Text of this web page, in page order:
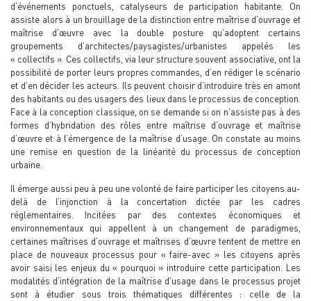
d’événements ponctuels, catalyseurs de participation habitante. On
assiste alors à un brouillage de la distinction entre maîtrise d’ouvrage et
maîtrise d’œuvre avec la double posture qu’adoptent certains
groupements d’architectes/paysagistes/urbanistes appelés les
« collectifs ». Ces collectifs, via leur structure souvent associative, ont la
possibilité de porter leurs propres commandes, d’en rédiger le scénario
et d’en décider les acteurs. Ils peuvent choisir d’introduire très en amont
des habitants ou des usagers des lieux dans le processus de conception.
Face à la conception classique, on se demande si on n’assiste pas à des
formes d’hybridation des rôles entre maîtrise d’ouvrage et maîtrise
d’œuvre et à l’émergence de la maîtrise d’usage. On constate au moins
une remise en question de la linéarité du processus de conception
urbaine.
Il émerge aussi peu à peu une volonté de faire participer les citoyens au-
delà de l’injonction à la concertation dictée par les cadres
réglementaires. Incitées par des contextes économiques et
environnementaux qui appellent à un changement de paradigmes,
certaines maîtrises d’ouvrage et maîtrises d’œuvre tentent de mettre en
place de nouveaux processus pour « faire-avec » les citoyens après
avoir saisi les enjeux du « pourquoi » introduire cette participation. Les
modalités d’intégration de la maîtrise d’usage dans le processus projet
sont à étudier sous trois thématiques différentes : celle de la